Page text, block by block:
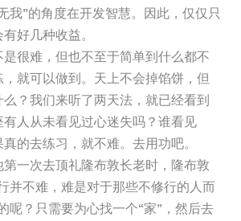
我”的角度在开发智慧。因此，仅仅只
好几种收益。
很难，但也不至于简单到什么都不
就可以做到。天上不会掉馅饼，但
？我们来听了两天法，就已经看到
人从未看见过心迷失吗？谁看见
的去练习，就不难。去用功吧。
一次去顶礼隆布敦长老时，隆布敦
并不难，难是对于那些不修行的人而
呢？只需要为心找一个“家”，然后去